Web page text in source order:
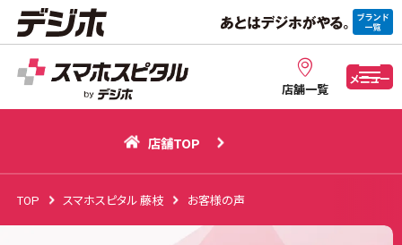
店舗一覧
メニュー
店舗TOP
TOP スマホスピタル 藤枝 お客様の声